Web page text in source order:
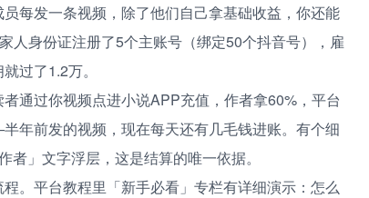
每发一条视频，除了他们自己拿基础收益，你还能
人身份证注册了5个主账号（绑定50个抖音号），雇
过了1.2万。
通过你视频点进小说APP充值，作者拿60%，平台
年前发的视频，现在每天还有几毛钱进账。有个细
」文字浮层，这是结算的唯一依据。
。平台教程里「新手必看」专栏有详细演示：怎么